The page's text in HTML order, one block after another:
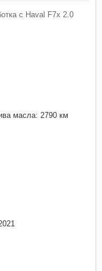
с Haval F7x 2.0
масла: 2790 км